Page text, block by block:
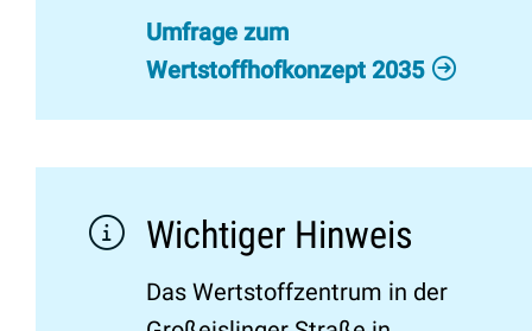
Umfrage zum
Wertstoffhofkonzept 2035
Wichtiger Hinweis
Das Wertstoffzentrum in der